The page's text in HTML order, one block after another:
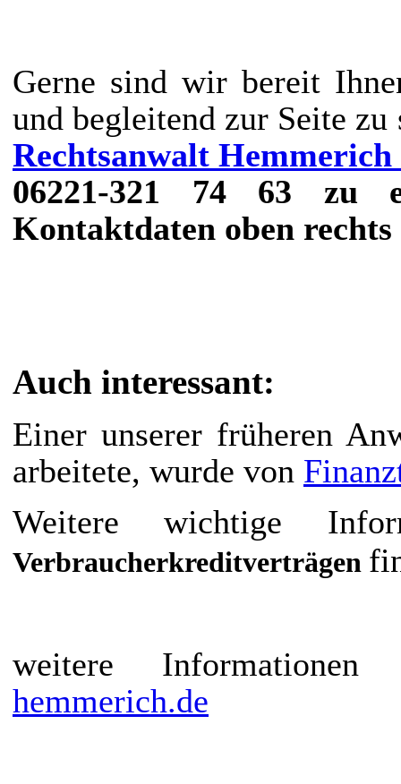
Gerne sind wir bereit
und begleitend zur Seite zu
Rechtsanwalt Hemmerich
06221-321 74 63 zu
Kontaktdaten oben
Auch interessant:
Einer unserer früheren
arbeitete, wurde von
Weitere wichtige
Verbraucherkreditverträgen
weitere
hemmerich.de